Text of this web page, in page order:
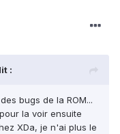
:
bugs de la ROM...
la voir ensuite
XDa, je n'ai plus le